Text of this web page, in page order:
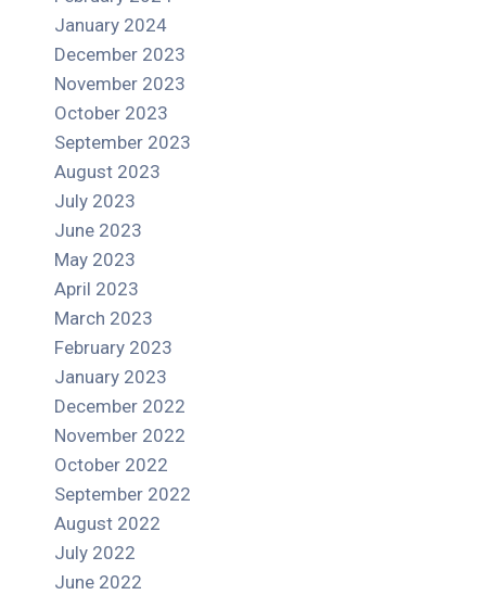
January 2024
December 2023
November 2023
October 2023
September 2023
August 2023
July 2023
June 2023
May 2023
April 2023
March 2023
February 2023
January 2023
December 2022
November 2022
October 2022
September 2022
August 2022
July 2022
June 2022